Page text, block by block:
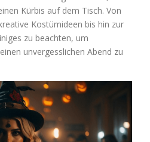
Kürbis auf dem Tisch. Von
Kostümideen bis hin zur
zu beachten, um
unvergesslichen Abend zu